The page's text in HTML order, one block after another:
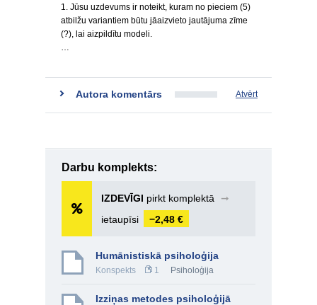
1. Jūsu uzdevums ir noteikt, kuram no pieciem (5)
atbilžu variantiem būtu jāaizvieto jautājuma zīme
(?), lai aizpildītu modeli.
…
Autora komentārs Atvērt
Darbu komplekts:
IZDEVĪGI pirkt komplektā
➞
ietaupīsi
−2,48 €
Humānistiskā psiholoģija
Konspekts 1 Psiholoģija
Izziņas metodes psiholoģijā